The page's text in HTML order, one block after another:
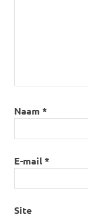
Naam *
E-mail*
Site